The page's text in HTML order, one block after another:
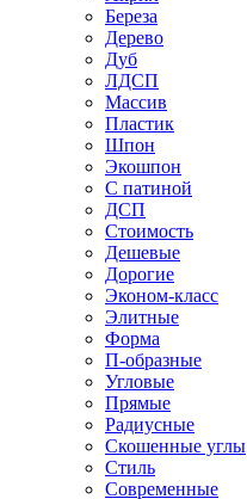
Береза
Дерево
Дуб
ЛДСП
Массив
Пластик
Шпон
Экошпон
С патиной
ДСП
Стоимость
Дешевые
Дорогие
Эконом-класс
Элитные
Форма
П-образные
Угловые
Прямые
Радиусные
Скошенные углы
Стиль
Современные